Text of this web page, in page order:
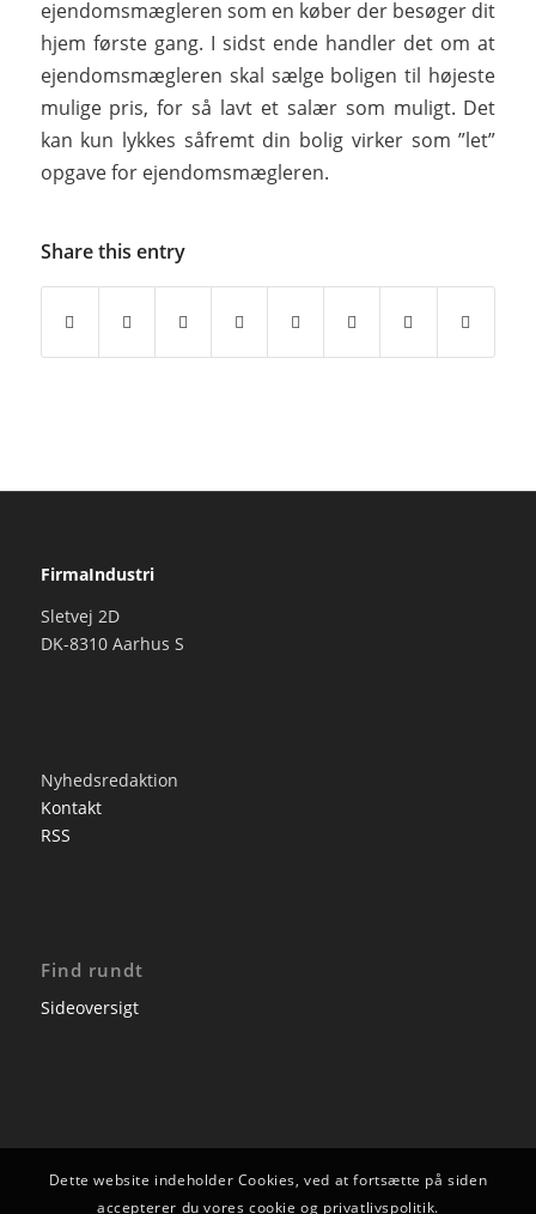
ejendomsmægleren som en køber der besøger dit
hjem første gang. I sidst ende handler det om at
ejendomsmægleren skal sælge boligen til højeste
mulige pris, for så lavt et salær som muligt. Det
kan kun lykkes såfremt din bolig virker som ”let”
opgave for ejendomsmægleren.
Share this entry
FirmaIndustri
Sletvej 2D
DK-8310 Aarhus S
Nyhedsredaktion
Kontakt
RSS
Find rundt
Sideoversigt
Dette website indeholder Cookies, ved at fortsætte på siden
accepterer du vores cookie og privatlivspolitik.